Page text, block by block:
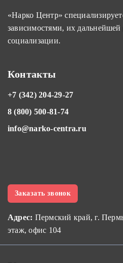
«Нарко Центр»
зависимостями, их
социализации.
Контакты
+7 (342) 204-29-27
8 (800) 500-81-74
info@narko-centra.ru
Заказать звонок
Адрес: Пермский край, г.
этаж, офис 104